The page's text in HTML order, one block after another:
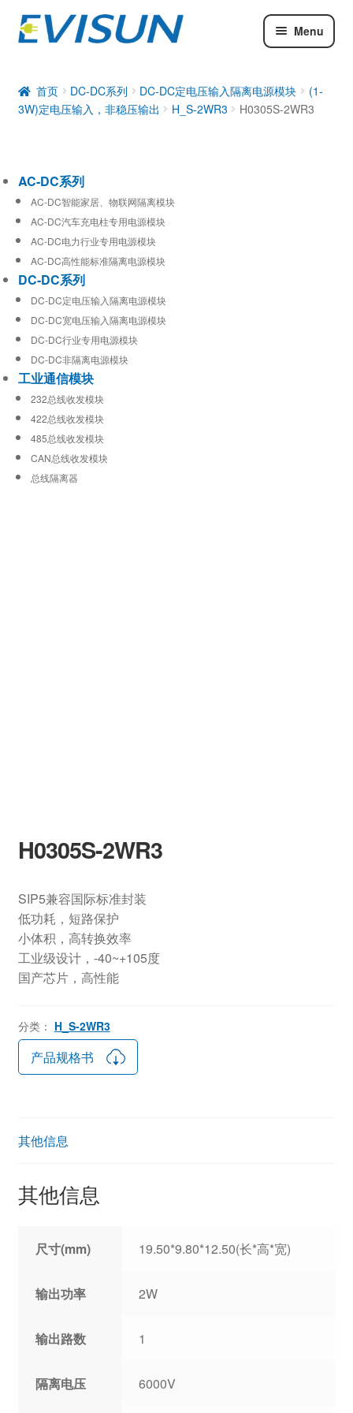
Menu
DC-DC系列
工业通信模块
首页 DC-DC系列 DC-DC定电压输入隔离电源模块
(1-
3W)定电压输入，非稳压输出
H_S-2WR3 H0305S-2WR3
H0305S-2WR3
SIP5兼容国际标准封装
低功耗，短路保护
小体积，高转换效率
工业级设计，-40~+105度
国产芯片，高性能
分类： H_S-2WR3
产品规格书
其他信息
其他信息
尺寸(mm) 19.50*9.80*12.50(长*高*宽)
输出功率 2W
输出路数 1
隔离电压 6000V
AC-DC系列
AC-DC智能家居、物联网隔离模块
AC-DC汽车充电柱专用电源模块
AC-DC电力行业专用电源模块
AC-DC高性能标准隔离电源模块
DC-DC系列
DC-DC定电压输入隔离电源模块
DC-DC宽电压输入隔离电源模块
DC-DC行业专用电源模块
DC-DC非隔离电源模块
工业通信模块
232总线收发模块
422总线收发模块
485总线收发模块
CAN总线收发模块
总线隔离器